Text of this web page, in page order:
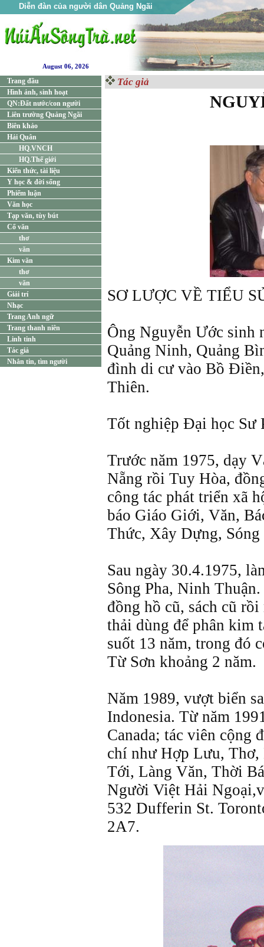
Diễn đàn của người dân Quảng Ngãi
August 06, 2026
Trang đầu
Hình ảnh, sinh hoạt
QN:Đất nước/con người
Liên trường Quảng Ngãi
Biên khảo
Hải Quân
HQ.VNCH
HQ.Thế giới
Kiến thức, tài liệu
Y học & đời sống
Phiếm luận
Văn học
Tạp văn, tùy bút
Cổ văn
thơ
văn
Kim văn
thơ
văn
Giải trí
Nhạc
Trang Anh ngữ
Trang thanh niên
Linh tinh
Tác giả
Nhắn tin, tìm người
Tác giả
SƠ LƯỢC VỀ TIỂU
Ông Nguyễn Ước sinh
Quảng Ninh, Quảng
đình di cư vào Bồ
Thiên.
Tốt nghiệp Ðại học Sư
Trước năm 1975, dạy
Nẵng rồi Tuy Hòa,
công tác phát triển xã
báo Giáo Giới, Văn,
Thức, Xây Dựng,
Sau ngày 30.4.1975,
Sông Pha, Ninh
đồng hồ cũ, sách cũ
thải dùng để phân kim
suốt 13 năm, trong đó
Từ Sơn khoảng 2 năm.
Năm 1989, vượt biển
Indonesia. Từ năm
Canada; tác viên cộng
chí như Hợp Lưu,
Tới, Làng Văn, Thời
Người Việt Hải
532 Dufferin St.
2A7.